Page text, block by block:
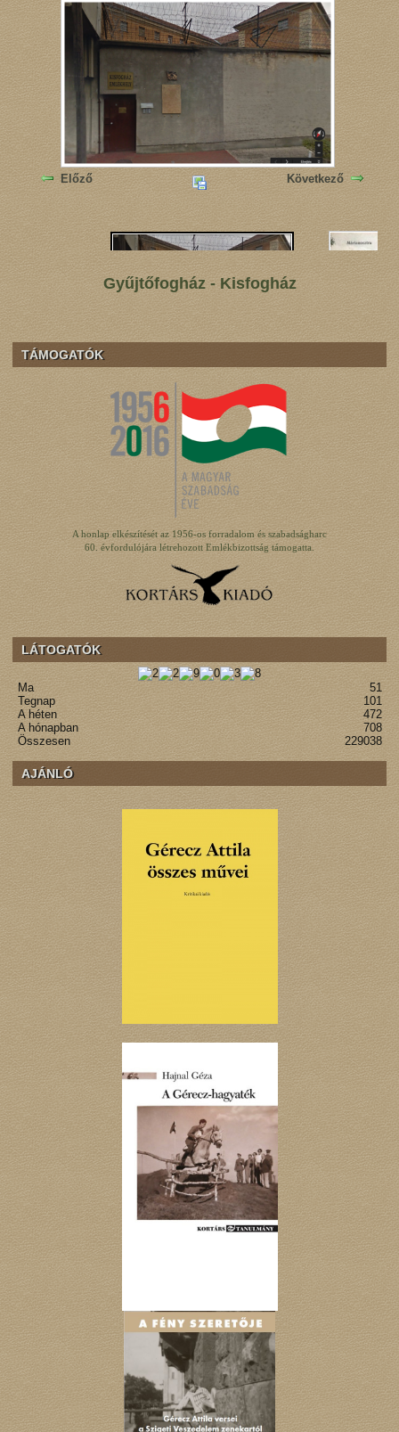
Előző Következő
Gyűjtőfogház - Kisfogház
TÁMOGATÓK
A honlap elkészítését az 1956-os forradalom és szabadságharc
60. évfordulójára létrehozott Emlékbizottság támogatta.
LÁTOGATÓK
Ma
51
Tegnap
101
A héten
472
A hónapban
708
Összesen
229038
AJÁNLÓ